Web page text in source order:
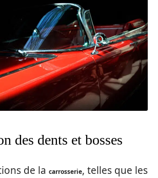
des dents et bosses
de la carrosserie, telles que les